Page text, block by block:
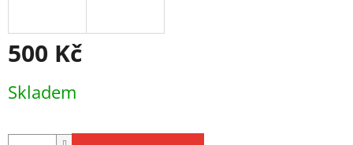
500 Kč
cena:
Skladem